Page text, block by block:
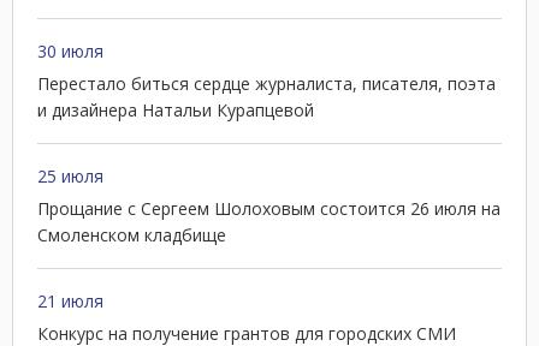
30 июля
Перестало биться сердце журналиста, писателя, поэта
и дизайнера Натальи Курапцевой
25 июля
Прощание с Сергеем Шолоховым состоится 26 июля на
Смоленском кладбище
21 июля
Конкурс на получение грантов для городских СМИ